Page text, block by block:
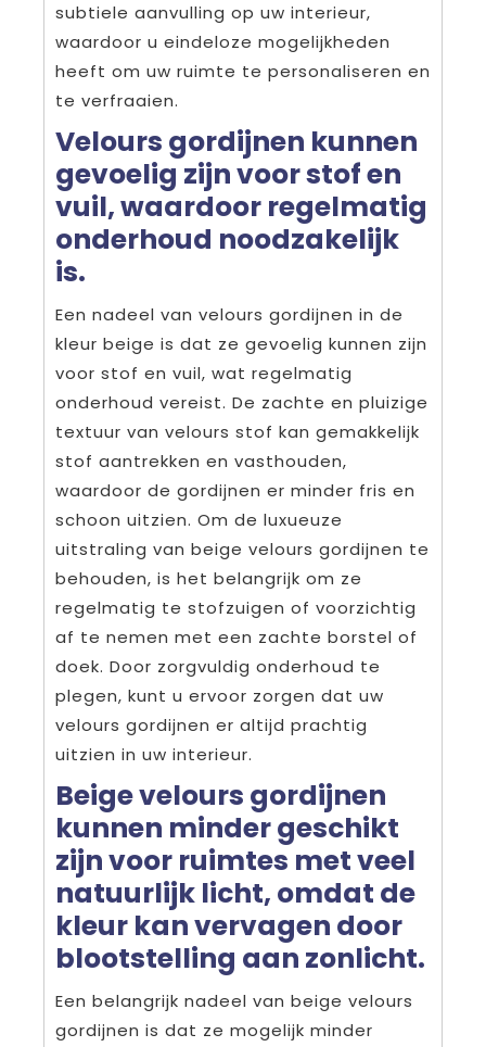
subtiele aanvulling op uw interieur,
waardoor u eindeloze mogelijkheden
heeft om uw ruimte te personaliseren en
te verfraaien.
Velours gordijnen kunnen
gevoelig zijn voor stof en
vuil, waardoor regelmatig
onderhoud noodzakelijk
is.
Een nadeel van velours gordijnen in de
kleur beige is dat ze gevoelig kunnen zijn
voor stof en vuil, wat regelmatig
onderhoud vereist. De zachte en pluizige
textuur van velours stof kan gemakkelijk
stof aantrekken en vasthouden,
waardoor de gordijnen er minder fris en
schoon uitzien. Om de luxueuze
uitstraling van beige velours gordijnen te
behouden, is het belangrijk om ze
regelmatig te stofzuigen of voorzichtig
af te nemen met een zachte borstel of
doek. Door zorgvuldig onderhoud te
plegen, kunt u ervoor zorgen dat uw
velours gordijnen er altijd prachtig
uitzien in uw interieur.
Beige velours gordijnen
kunnen minder geschikt
zijn voor ruimtes met veel
natuurlijk licht, omdat de
kleur kan vervagen door
blootstelling aan zonlicht.
Een belangrijk nadeel van beige velours
gordijnen is dat ze mogelijk minder